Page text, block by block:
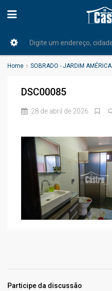
Home SOBRADO - JARDIM AMÉRICA
DSC00085
28 de abril de 2026
Participe da discussão